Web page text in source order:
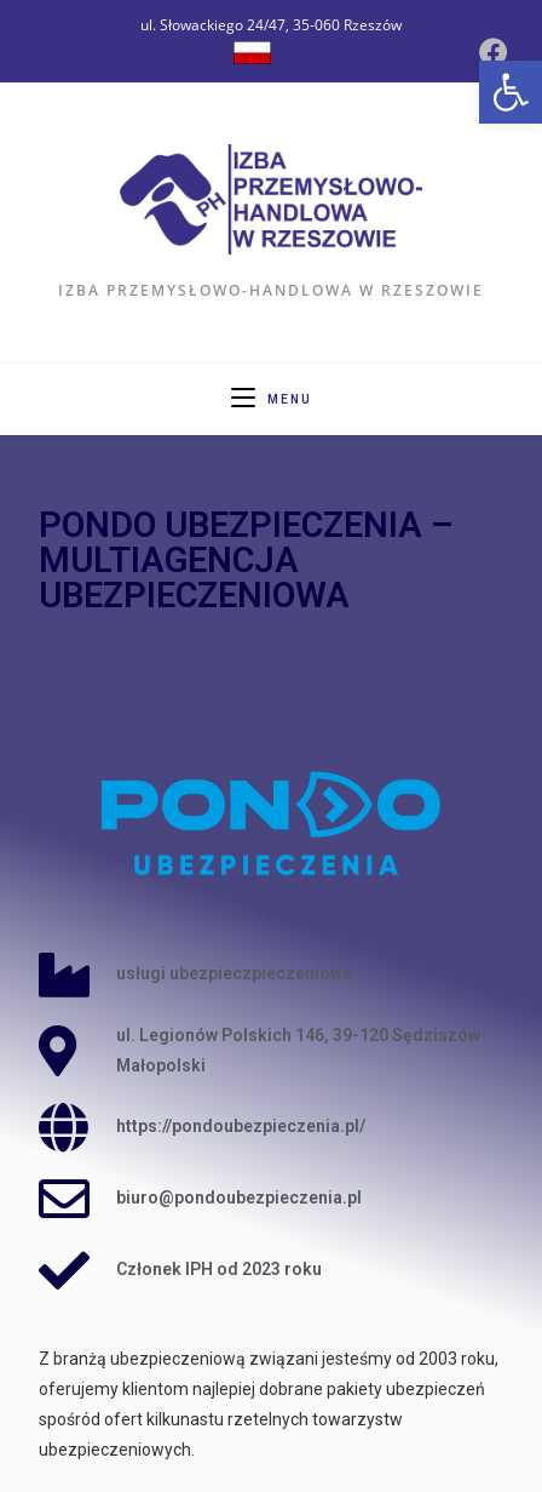
ul. Słowackiego 24/47, 35-060 Rzeszów
IZBA PRZEMYSŁOWO-HANDLOWA W RZESZOWIE
MENU
PONDO UBEZPIECZENIA –
MULTIAGENCJA
UBEZPIECZENIOWA
usługi ubezpieczpieczeniowe
ul. Legionów Polskich 146, 39-120 Sędziszów
Małopolski
https://pondoubezpieczenia.pl/
biuro@pondoubezpieczenia.pl
Członek IPH od 2023 roku
Z branżą ubezpieczeniową związani jesteśmy od 2003 roku,
oferujemy klientom najlepiej dobrane pakiety ubezpieczeń
spośród ofert kilkunastu rzetelnych towarzystw
ubezpieczeniowych.